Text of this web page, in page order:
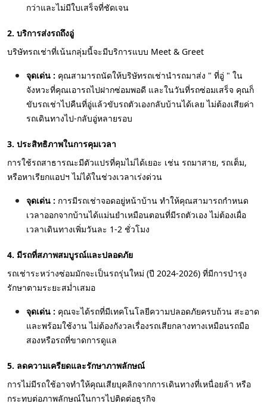
กว่าและไม่มีใบเสร็จที่ชัดเจน
2. บริการส่งรถถึงอู่
บริษัทรถเช่าที่เน้นกลุ่มนี้จะมีบริการแบบ Meet & Greet
จุดเด่น : คุณสามารถนัดให้บริษัทรถเช่านำรถมาส่ง " ที่อู่ " ใน
จังหวะที่คุณเอารถไปฝากซ่อมพอดี และในวันที่รถซ่อมเสร็จ คุณก็
ขับรถเช่าไปคืนที่อู่แล้วขับรถตัวเองกลับบ้านได้เลย ไม่ต้องเสียค่า
รถเดินทางไป-กลับอู่หลายรอบ
3. ประสิทธิภาพในการคุมเวลา
การใช้รถสาธารณะมีตัวแปรที่คุมไม่ได้เยอะ เช่น รถมาสาย, รถเต็ม,
หรือหาเรียกแอปฯ ไม่ได้ในช่วงเวลาเร่งด่วน
จุดเด่น : การมีรถเช่าจอดอยู่หน้าบ้าน ทำให้คุณสามารถกำหนด
เวลาออกจากบ้านได้แม่นยำเหมือนตอนที่มีรถตัวเอง ไม่ต้องเผื่อ
เวลาเดินทางเพิ่มวันละ 1-2 ชั่วโมง
4. มีรถที่สภาพสมบูรณ์และปลอดภัย
รถเช่าระหว่างซ่อมมักจะเป็นรถรุ่นใหม่ (ปี 2024-2026) ที่มีการบำรุง
รักษาตามระยะสม่ำเสมอ
จุดเด่น : คุณจะได้รถที่มีเทคโนโลยีความปลอดภัยครบถ้วน สะอาด
และพร้อมใช้งาน ไม่ต้องกังวลเรื่องรถเสียกลางทางเหมือนรถมือ
สองหรือรถที่ขาดการดูแล
5. ลดความเครียดและรักษาภาพลักษณ์
การไม่มีรถใช้อาจทำให้คุณเสียบุคลิกจากการเดินทางที่เหนื่อยล้า หรือ
กระทบต่อภาพลักษณ์ในการไปติดต่อธุรกิจ